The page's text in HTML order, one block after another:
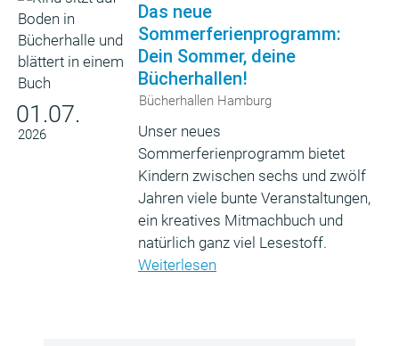
01.07.
2026
Das neue
Sommerferienprogramm:
Dein Sommer, deine
Bücherhallen!
Bücherhallen Hamburg
Unser neues
Sommerferienprogramm bietet
Kindern zwischen sechs und zwölf
Jahren viele bunte Veranstaltungen,
ein kreatives Mitmachbuch und
natürlich ganz viel Lesestoff.
Weiterlesen